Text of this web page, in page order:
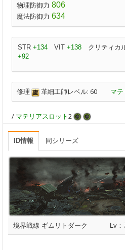
物理防御力 806
魔法防御力 634
STR +134 VIT +138 クリティカ
+92
修理 革細工師レベル: 60 マ
/ マテリアスロット2
ID情報 同シリーズ
境界戦線 ギムリトダーク Lv：